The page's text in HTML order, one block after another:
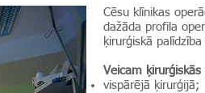
Cēsu klīnikas
dažāda profila
ķirurģiskā
Veicam
vispārējā ķirurģijā;